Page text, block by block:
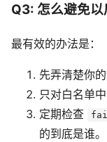
Q3: 怎么避免以
最有效的办法是：
先弄清楚你
只对白名单
定期检查
的到底是谁。